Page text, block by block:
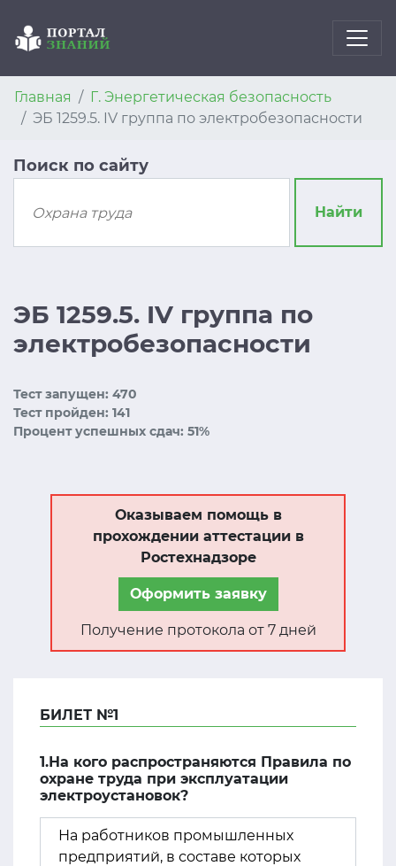
Главная
Г. Энергетическая безопасность
ЭБ 1259.5. IV группа по электробезопасности
Поиск по сайту
Найти
ЭБ 1259.5. IV группа по
электробезопасности
Тест запущен: 470
Тест пройден: 141
Процент успешных сдач: 51%
Оказываем помощь в
прохождении аттестации в
Ростехнадзоре
Оформить заявку
Получение протокола от 7 дней
БИЛЕТ №1
1.На кого распространяются Правила по
охране труда при эксплуатации
электроустановок?
На работников промышленных
предприятий, в составе которых